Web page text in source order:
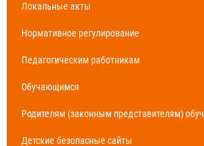
Локальные акты
Нормативное регулирование
Педагогическим работникам
Обучающимся
Родителям (законным представителям)
Детские безопасные сайты